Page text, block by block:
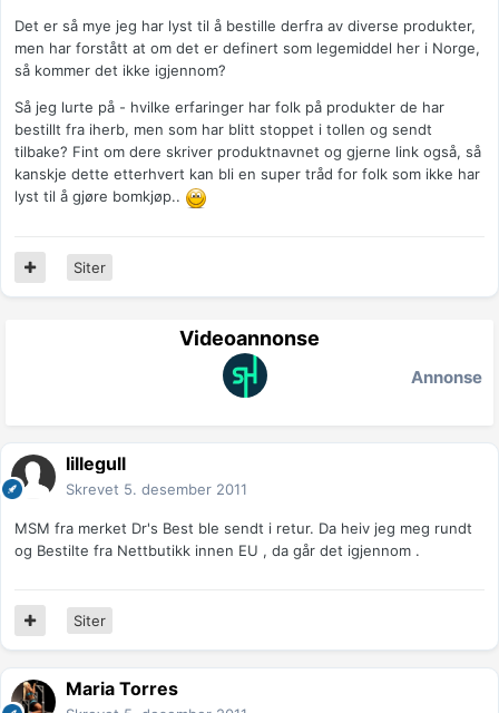
Det er så mye jeg har lyst til å bestille derfra av diverse produkter,
men har forstått at om det er definert som legemiddel her i Norge,
så kommer det ikke igjennom?
Så jeg lurte på - hvilke erfaringer har folk på produkter de har
bestillt fra iherb, men som har blitt stoppet i tollen og sendt
tilbake? Fint om dere skriver produktnavnet og gjerne link også, så
kanskje dette etterhvert kan bli en super tråd for folk som ikke har
lyst til å gjøre bomkjøp..
Siter
Videoannonse
Annonse
lillegull
Skrevet 5. desember 2011
MSM fra merket Dr's Best ble sendt i retur. Da heiv jeg meg rundt
og Bestilte fra Nettbutikk innen EU , da går det igjennom .
Siter
Maria Torres